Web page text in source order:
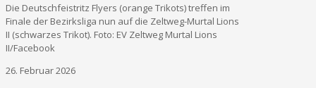
Die Deutschfeistritz Flyers (orange Trikots) treffen im
Finale der Bezirksliga nun auf die Zeltweg-Murtal Lions
II (schwarzes Trikot). Foto: EV Zeltweg Murtal Lions
II/Facebook
26. Februar 2026